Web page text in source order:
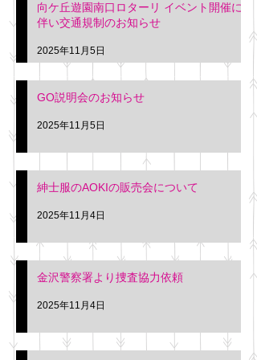
を行います。 神奈川個人
タクシー協同組合 専務 佐
久間
向ケ丘遊園南口ロターリ イベント開催に
伴い交通規制のお知らせ
2025年11月5日
GO説明会のお知らせ
2025年11月5日
紳士服のAOKIの販売会について
2025年11月4日
金沢警察署より捜査協力依頼
2025年11月4日